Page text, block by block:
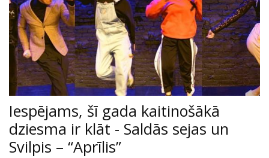
Iespējams, šī gada kaitinošākā
dziesma ir klāt - Saldās sejas un
Svilpis – “Aprīlis”